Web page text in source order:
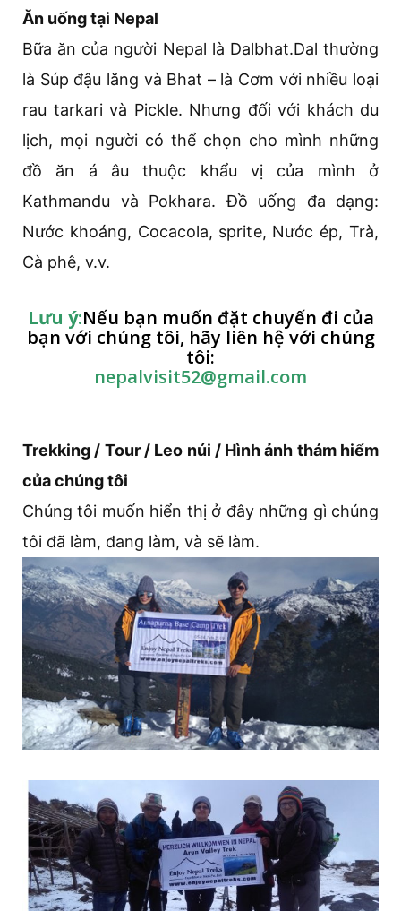
Ăn uống tại Nepal
Bữa ăn của người Nepal là Dalbhat.Dal thường
là Súp đậu lăng và Bhat – là Cơm với nhiều loại
rau tarkari và Pickle. Nhưng đối với khách du
lịch, mọi người có thể chọn cho mình những
đồ ăn á âu thuộc khẩu vị của mình ở
Kathmandu và Pokhara. Đồ uống đa dạng:
Nước khoáng, Cocacola, sprite, Nước ép, Trà,
Cà phê, v.v.
Lưu ý:Nếu bạn muốn đặt chuyến đi của
bạn với chúng tôi, hãy liên hệ với chúng
tôi:
nepalvisit52@gmail.com
Trekking / Tour / Leo núi / Hình ảnh thám hiểm
của chúng tôi
Chúng tôi muốn hiển thị ở đây những gì chúng
tôi đã làm, đang làm, và sẽ làm.